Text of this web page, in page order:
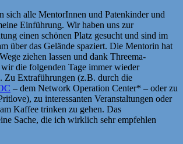
sich alle MentorInnen und Patenkinder und
Einführung. Wir haben uns zur
einen schönen Platz gesucht und sind im
über das Gelände spaziert. Die Mentorin hat
ziehen lassen und dank Threema-
die folgenden Tage immer wieder
Zu Extraführungen (z.B. durch die
– dem Network Operation Center* – oder zu
zu interessanten Veranstaltungen oder
Kaffee trinken zu gehen. Das
Sache, die ich wirklich sehr empfehlen